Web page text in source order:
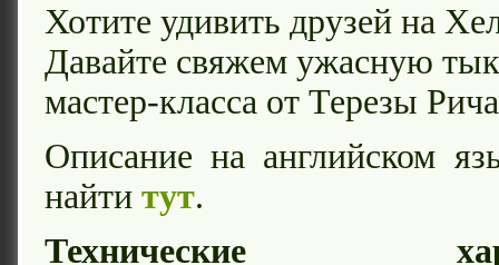
Хотите удивить друзей на
Давайте свяжем ужасную
мастер-класса от Терезы
Описание на английском
найти тут.
Технические